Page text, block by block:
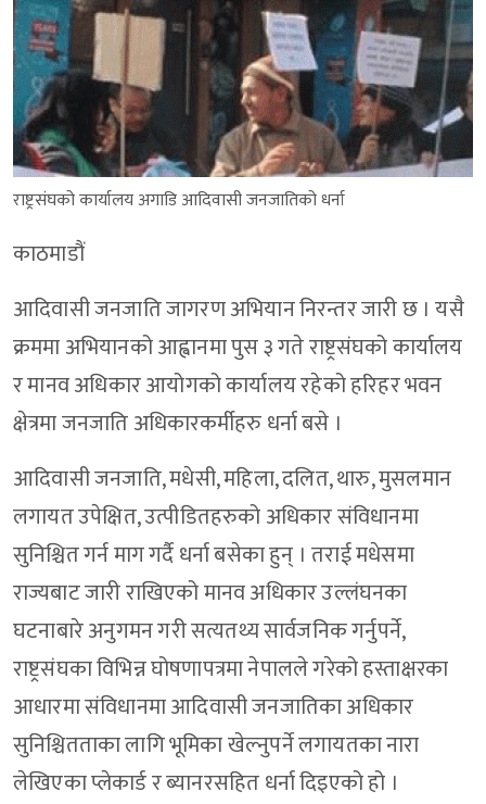
राष्ट्रसंघको कार्यालय अगाडि आदिवासी जनजातिको धर्ना
काठमाडौं
आदिवासी जनजाति जागरण अभियान निरन्तर जारी छ । यसै
क्रममा अभियानको आह्वानमा पुस ३ गते राष्ट्रसंघको कार्यालय
र मानव अधिकार आयोगको कार्यालय रहेको हरिहर भवन
क्षेत्रमा जनजाति अधिकारकर्मीहरु धर्ना बसे ।
आदिवासी जनजाति, मधेसी, महिला, दलित, थारु, मुसलमान
लगायत उपेक्षित, उत्पीडितहरुको अधिकार संविधानमा
सुनिश्चित गर्न माग गर्दै धर्ना बसेका हुन् । तराई मधेसमा
राज्यबाट जारी राखिएको मानव अधिकार उल्लंघनका
घटनाबारे अनुगमन गरी सत्यतथ्य सार्वजनिक गर्नुपर्ने,
राष्ट्रसंघका विभिन्न घोषणापत्रमा नेपालले गरेको हस्ताक्षरका
आधारमा संविधानमा आदिवासी जनजातिका अधिकार
सुनिश्चितताका लागि भूमिका खेल्नुपर्ने लगायतका नारा
लेखिएका प्लेकार्ड र ब्यानरसहित धर्ना दिइएको हो ।